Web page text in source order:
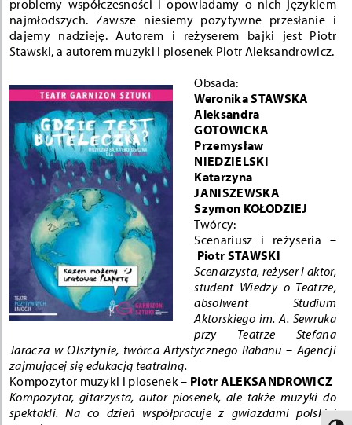
problemy współczesności i opowiadamy o nich językiem
najmłodszych. Zawsze niesiemy pozytywne przesłanie i
dajemy nadzieję. Autorem i reżyserem bajki jest Piotr
Stawski, a autorem muzyki i piosenek Piotr Aleksandrowicz.
Obsada:
Weronika STAWSKA
Aleksandra
GOTOWICKA
Przemysław
NIEDZIELSKI
Katarzyna
JANISZEWSKA
Szymon KOŁODZIEJ
Twórcy:
Scenariusz i reżyseria –
Piotr STAWSKI
Scenarzysta, reżyser i aktor,
student Wiedzy o Teatrze,
absolwent Studium
Aktorskiego im. A. Sewruka
przy Teatrze Stefana
Jaracza w Olsztynie, twórca Artystycznego Rabanu – Agencji
zajmującej się edukacją teatralną.
Kompozytor muzyki i piosenek – Piotr ALEKSANDROWICZ
Kompozytor, gitarzysta, autor piosenek, ale także muzyki do
spektakli. Na co dzień współpracuje z gwiazdami polskiej